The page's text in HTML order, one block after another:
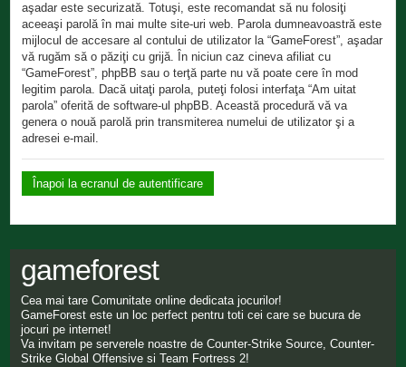
aşadar este securizată. Totuşi, este recomandat să nu folosiţi
aceeaşi parolă în mai multe site-uri web. Parola dumneavoastră este
mijlocul de accesare al contului de utilizator la “GameForest”, aşadar
vă rugăm să o păziţi cu grijă. În niciun caz cineva afiliat cu
“GameForest”, phpBB sau o terţă parte nu vă poate cere în mod
legitim parola. Dacă uitaţi parola, puteţi folosi interfaţa “Am uitat
parola” oferită de software-ul phpBB. Această procedură vă va
genera o nouă parolă prin transmiterea numelui de utilizator şi a
adresei e-mail.
Înapoi la ecranul de autentificare
gameforest
Cea mai tare Comunitate online dedicata jocurilor!
GameForest este un loc perfect pentru toti cei care se bucura de
jocuri pe internet!
Va invitam pe serverele noastre de Counter-Strike Source, Counter-
Strike Global Offensive si Team Fortress 2!